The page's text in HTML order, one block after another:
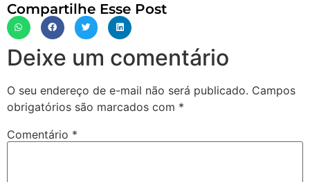
Compartilhe Esse Post
Deixe um comentário
O seu endereço de e-mail não será publicado. Campos
obrigatórios são marcados com *
Comentário *